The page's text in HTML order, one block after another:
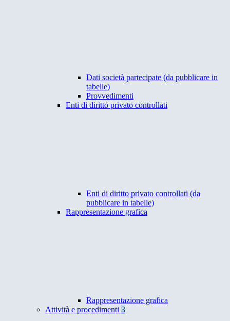
Dati società partecipate (da pubblicare in
tabelle)
Provvedimenti
Enti di diritto privato controllati
Enti di diritto privato controllati (da
pubblicare in tabelle)
Rappresentazione grafica
Rappresentazione grafica
Attività e procedimenti 3